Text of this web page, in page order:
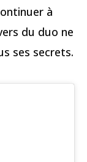
à
du duo ne
ses secrets.